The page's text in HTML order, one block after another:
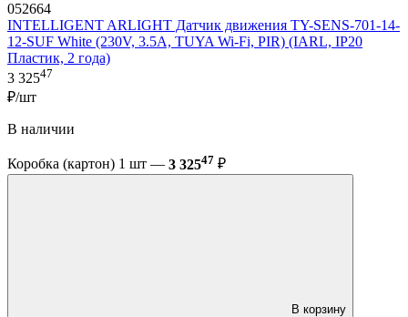
052664
INTELLIGENT ARLIGHT Датчик движения TY-SENS-701-14-
12-SUF White (230V, 3.5A, TUYA Wi-Fi, PIR) (IARL, IP20
Пластик, 2 года)
3 32547
₽/шт
В наличии
Коробка (картон) 1 шт — 3 32547 ₽
В корзину